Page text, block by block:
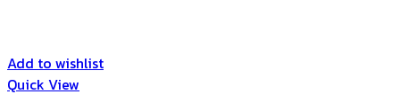
Add to wishlist
Quick View